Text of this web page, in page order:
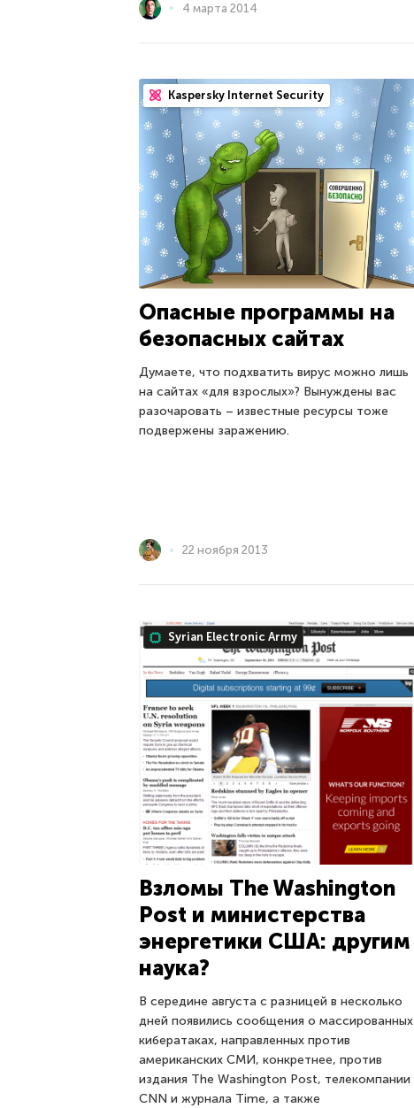
4 марта 2014
Kaspersky Internet Security
Опасные программы на
безопасных сайтах
Думаете, что подхватить вирус можно лишь
на сайтах «для взрослых»? Вынуждены вас
разочаровать – известные ресурсы тоже
подвержены заражению.
22 ноября 2013
Syrian Electronic Army
Взломы The Washington
Post и министерства
энергетики США: другим
наука?
В середине августа с разницей в несколько
дней появились сообщения о массированных
кибератаках, направленных против
американских СМИ, конкретнее, против
издания The Washington Post, телекомпании
CNN и журнала Time, а также